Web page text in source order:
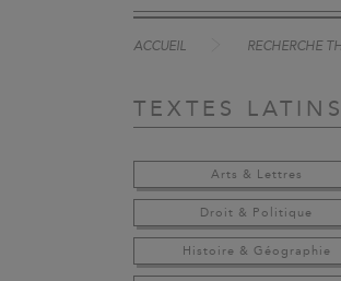
ACCUEIL RECHERCHE
TEXTES LATINS
Arts & Lettres
Droit & Politique
Histoire & Géographie